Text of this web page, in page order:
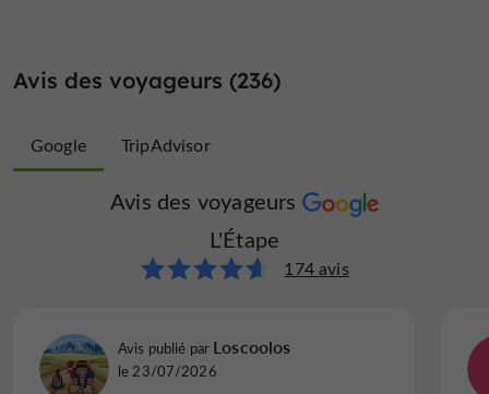
De mars à fin octobre:
Ouvert6 jours et demi par semaine
Fermé le samedi matin et midi (ouverture à partir
Service du soir et week-ends sur réservation
Ouvert du lundi au vendredi à midi
sur réservation uniquement
Avis des voyageurs (236)
Google
Avis des voyageurs
L'Étape
174 avis
Avis publié par Loscoolos
le 23/07/2026
TripAdvisor
Avis des voyageurs
L'Étape
62 avis
Avis publié parEliane A
le 19/12/2025